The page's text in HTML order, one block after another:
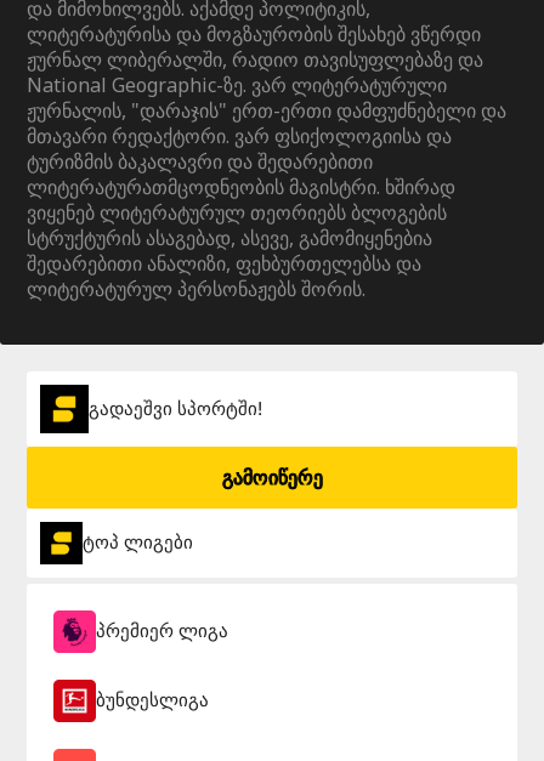
და მიმოხილვებს. აქამდე პოლიტიკის,
ლიტერატურისა და მოგზაურობის შესახებ ვწერდი
ჟურნალ ლიბერალში, რადიო თავისუფლებაზე და
National Geographic-ზე. ვარ ლიტერატურული
ჟურნალის, "დარაჯის" ერთ-ერთი დამფუძნებელი და
მთავარი რედაქტორი. ვარ ფსიქოლოგიისა და
ტურიზმის ბაკალავრი და შედარებითი
ლიტერატურათმცოდნეობის მაგისტრი. ხშირად
ვიყენებ ლიტერატურულ თეორიებს ბლოგების
სტრუქტურის ასაგებად, ასევე, გამომიყენებია
შედარებითი ანალიზი, ფეხბურთელებსა და
ლიტერატურულ პერსონაჟებს შორის.
გადაეშვი სპორტში!
გამოიწერე
ტოპ ლიგები
პრემიერ ლიგა
ბუნდესლიგა